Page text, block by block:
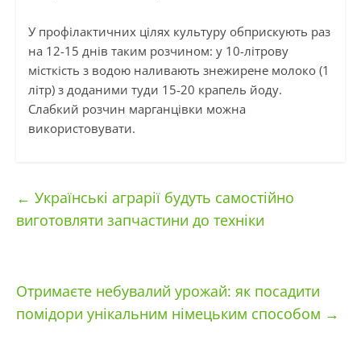
У профілактичних цілях культуру обприскують раз
на 12-15 днів таким розчином: у 10-літрову
місткість з водою наливають знежирене молоко (1
літр) з доданими туди 15-20 крапель йоду.
Слабкий розчин марганцівки можна
використовувати.
← Українські аграрії будуть самостійно
виготовляти запчастини до техніки
Отримаєте небувалий урожай: як посадити
помідори унікальним німецьким способом →